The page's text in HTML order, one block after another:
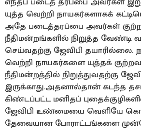
யுத்த வெற்றி நாயகர்களாகக்
அதே படைத்தரப்பை அவர்கள்
நீதிமன்றங்களில் நிறுத்த வேண்டி
செய்வதற்கு ஜேவிபி தயாரில்லை.
வெற்றி நாயகர்களை யுத்தக்
நீதிமன்றத்தில் நிறுத்துவதற்கு
இருக்காது.அதனால்தான் கடந்த
கிண்டப்பட்ட மனிதப்
ஜேவிபி உண்மையை வெளியே
தேவையான போராட்டங்களை